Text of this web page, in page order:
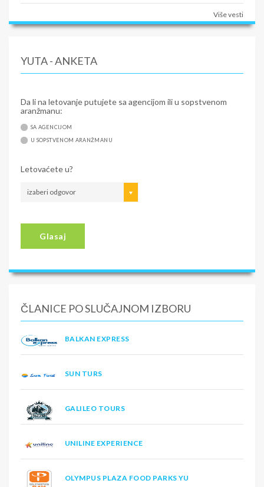
Više vesti
YUTA - ANKETA
Da li na letovanje putujete sa agencijom ili u sopstvenom
aranžmanu:
SA AGENCIJOM
U SOPSTVENOM ARANŽMANU
Letovaćete u?
izaberi odgovor
Glasaj
ČLANICE PO SLUČAJNOM IZBORU
BALKAN EXPRESS
SUN TURS
GALILEO TOURS
UNILINE EXPERIENCE
OLYMPUS PLAZA FOOD PARKS YU